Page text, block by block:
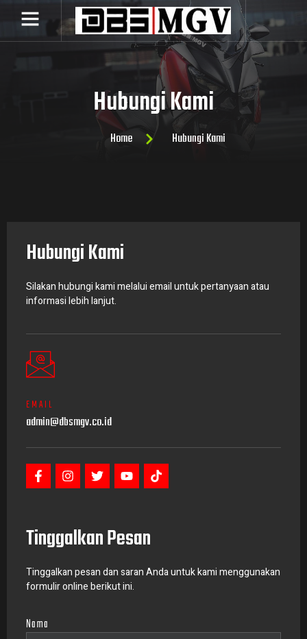
Hubungi Kami
Home Hubungi Kami
Hubungi Kami
Silakan hubungi kami melalui email untuk pertanyaan atau
informasi lebih lanjut.
EMAIL
admin@dbsmgv.co.id
Tinggalkan Pesan
Tinggalkan pesan dan saran Anda untuk kami menggunakan
formulir online berikut ini.
Nama